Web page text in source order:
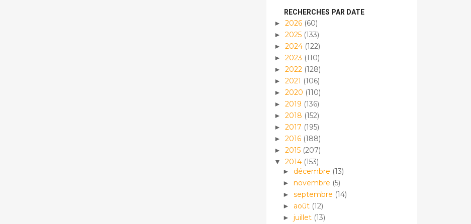
RECHERCHES PAR DATE
► 2026 (60)
► 2025 (133)
► 2024 (122)
► 2023 (110)
► 2022 (128)
► 2021 (106)
► 2020 (110)
► 2019 (136)
► 2018 (152)
► 2017 (195)
► 2016 (188)
► 2015 (207)
▼ 2014 (153)
► décembre (13)
► novembre (5)
► septembre (14)
► août (12)
► juillet (13)